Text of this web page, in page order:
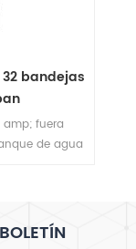
para
fuera
térmico
bandeja a